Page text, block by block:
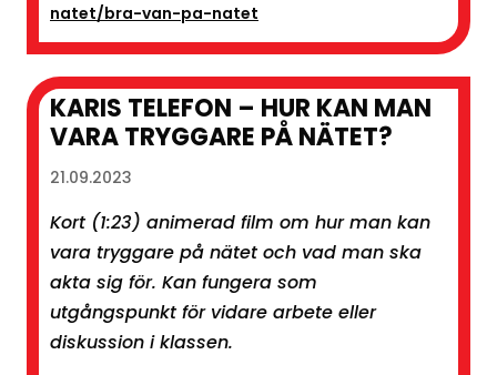
natet/bra-van-pa-natet
KARIS TELEFON – HUR KAN MAN
VARA TRYGGARE PÅ NÄTET?
21.09.2023
Kort (1:23) animerad film om hur man kan
vara tryggare på nätet och vad man ska
akta sig för. Kan fungera som
utgångspunkt för vidare arbete eller
diskussion i klassen.